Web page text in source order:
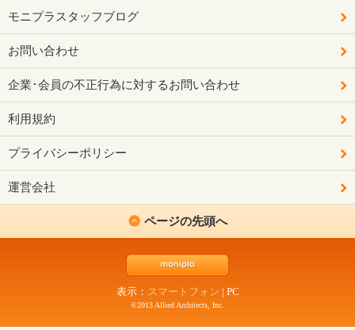
モニプラスタッフブログ
お問い合わせ
企業･会員の不正行為に対するお問い合わせ
利用規約
プライバシーポリシー
運営会社
ページの先頭へ
表示： スマートフォン | PC
©2013 Allied Architects, Inc.